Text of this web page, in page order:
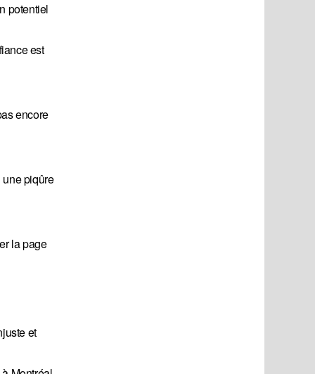
potentiel
est
encore
une piqûre
la page
et